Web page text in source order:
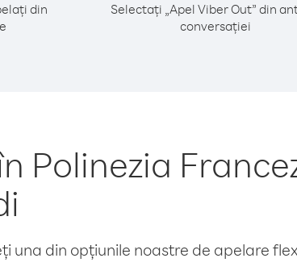
din
Selectați „Apel Viber Out” din
conversației
Polinezia
una din opțiunile noastre de apelare